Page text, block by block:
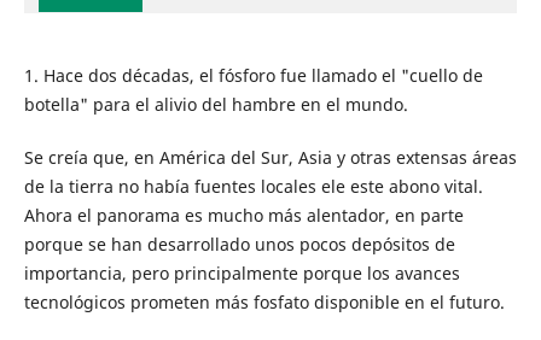
1. Hace dos décadas, el fósforo fue llamado el "cuello de
botella" para el alivio del hambre en el mundo.
Se creía que, en América del Sur, Asia y otras extensas áreas
de la tierra no había fuentes locales ele este abono vital.
Ahora el panorama es mucho más alentador, en parte
porque se han desarrollado unos pocos depósitos de
importancia, pero principalmente porque los avances
tecnológicos prometen más fosfato disponible en el futuro.